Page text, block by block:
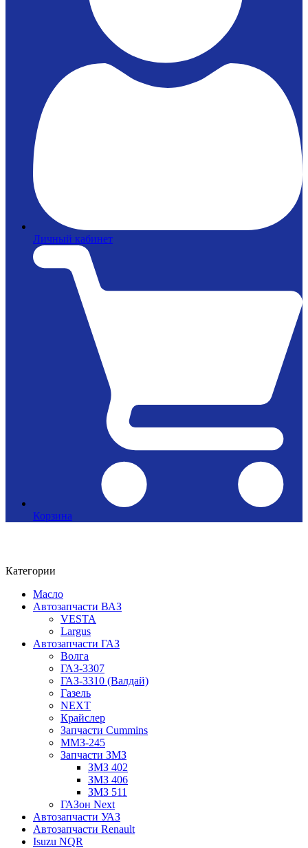
Личный кабинет
Корзина
Категории
Масло
Автозапчасти ВАЗ
VESTA
Largus
Автозапчасти ГАЗ
Волга
ГАЗ-3307
ГАЗ-3310 (Валдай)
Газель
NEXT
Крайслер
Запчасти Cummins
ММЗ-245
Запчасти ЗМЗ
ЗМЗ 402
ЗМЗ 406
ЗМЗ 511
ГАЗон Next
Автозапчасти УАЗ
Автозапчасти Renault
Isuzu NQR